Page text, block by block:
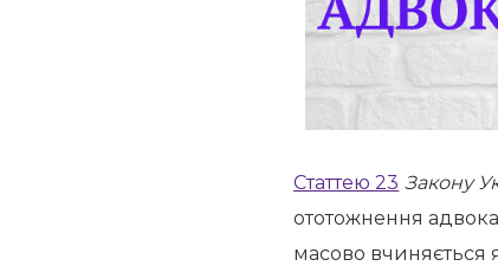
Статтею 23 Закону
ототожнення
масово вчиняється